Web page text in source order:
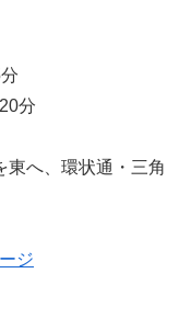
分
東へ、環状通・三角
ジ